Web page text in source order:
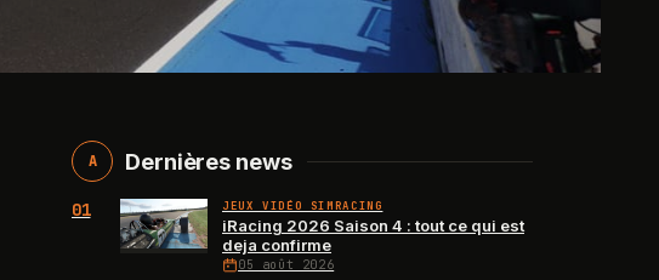
A Dernières news
01 JEUX VIDÉO SIMRACING
iRacing 2026 Saison 4 : tout ce qui est
deja confirme
05 août 2026